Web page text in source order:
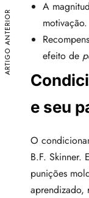
A
motivação.
efeito de
e seu
O
B.F. Skinner.
punições
aprendizado,
ARTIGO ANTERIOR